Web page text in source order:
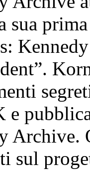
sua
e
Archive.
sul